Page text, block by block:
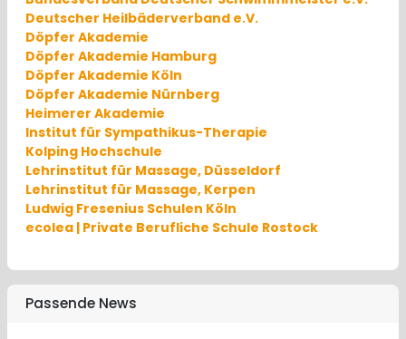
Deutscher Heilbäderverband e.V.
Döpfer Akademie
Döpfer Akademie Hamburg
Döpfer Akademie Köln
Döpfer Akademie Nürnberg
Heimerer Akademie
Institut für Sympathikus-Therapie
Kolping Hochschule
Lehrinstitut für Massage, Düsseldorf
Lehrinstitut für Massage, Kerpen
Ludwig Fresenius Schulen Köln
ecolea | Private Berufliche Schule Rostock
Passende News